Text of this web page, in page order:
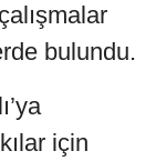
bulundu.
için